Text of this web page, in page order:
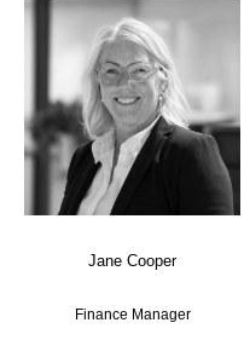
Jane Cooper
Finance Manager